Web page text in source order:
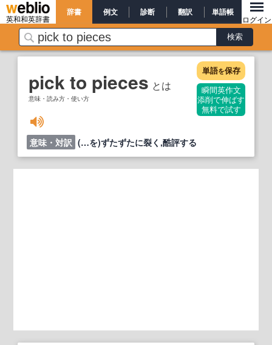
英和和英辞書
辞書 例文 診断 翻訳 単語帳
ログイン
pick to pieces とは
意味・読み方・使い方
単語を保存
瞬間英作文
添削で伸ばす
無料で試す
意味・対訳 (…を)ずたずたに裂く,酷評する